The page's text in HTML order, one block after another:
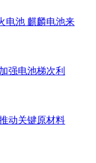
电池 麒麟电池来
强电池梯次利
动关键原材料